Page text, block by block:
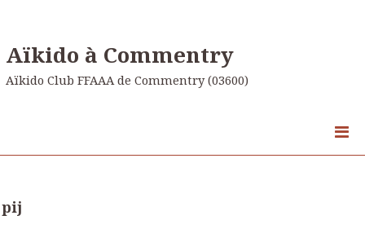
Aïkido à Commentry
Aïkido Club FFAAA de Commentry (03600)
pij